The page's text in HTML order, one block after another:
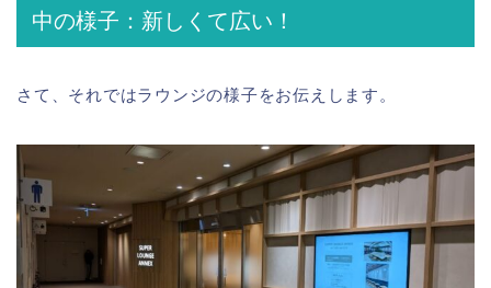
中の様子：新しくて広い！
さて、それではラウンジの様子をお伝えします。